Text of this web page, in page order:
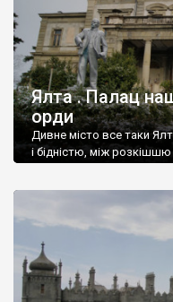
Ялта . Палац
орди
Дивне місто все таки
і бідністю, між